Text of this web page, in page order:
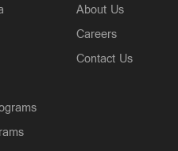
About Us
Careers
Contact Us